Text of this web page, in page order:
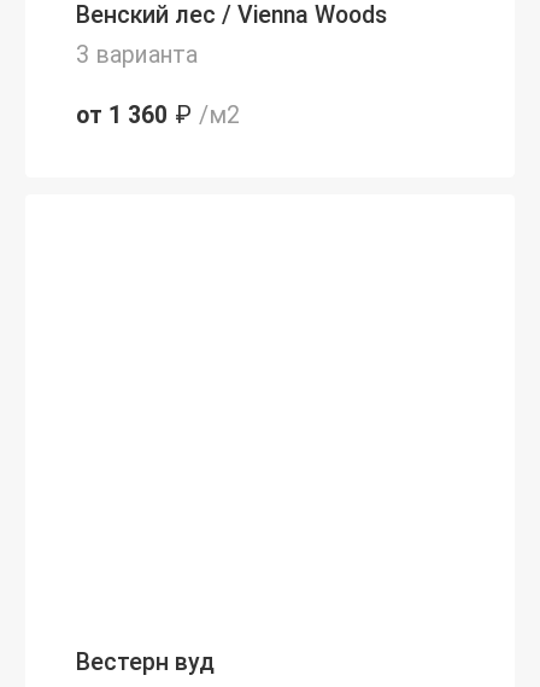
Венский лес / Vienna Woods
3 варианта
от 1 360 ₽ /м2
Вестерн вуд